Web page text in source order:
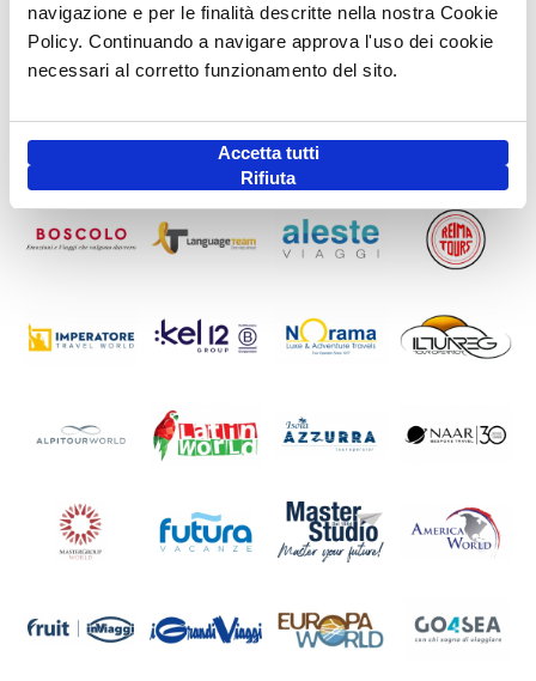
navigazione e per le finalità descritte nella nostra Cookie
Policy. Continuando a navigare approva l'uso dei cookie
necessari al corretto funzionamento del sito.
Accetta tutti
Rifiuta